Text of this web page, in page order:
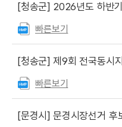
[청송군] 2026년도 하반
빠른보기
[청송군] 제9회 전국동시지방선
빠른보기
[문경시] 문경시장선거 후